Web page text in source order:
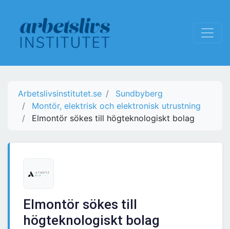
Arbetslivsinstitutet.se
Sundbyberg
Montör, elektrisk och elektronisk utrustning
Elmontör sökes till högteknologiskt bolag
Elmontör sökes till
högteknologiskt bolag